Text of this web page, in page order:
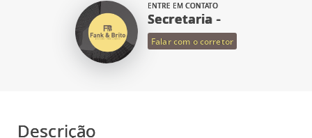
ENTRE EM CONTATO
Secretaria -
Falar com o corretor
Descrição